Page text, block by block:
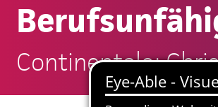
Continentale: